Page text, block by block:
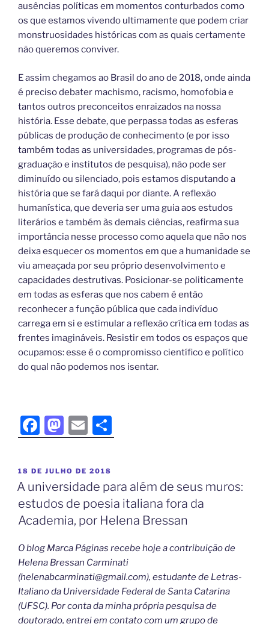
ausências políticas em momentos conturbados como
os que estamos vivendo ultimamente que podem criar
monstruosidades históricas com as quais certamente
não queremos conviver.
E assim chegamos ao Brasil do ano de 2018, onde ainda
é preciso debater machismo, racismo, homofobia e
tantos outros preconceitos enraizados na nossa
história. Esse debate, que perpassa todas as esferas
públicas de produção de conhecimento (e por isso
também todas as universidades, programas de pós-
graduação e institutos de pesquisa), não pode ser
diminuído ou silenciado, pois estamos disputando a
história que se fará daqui por diante. A reflexão
humanística, que deveria ser uma guia aos estudos
literários e também às demais ciências, reafirma sua
importância nesse processo como aquela que não nos
deixa esquecer os momentos em que a humanidade se
viu ameaçada por seu próprio desenvolvimento e
capacidades destrutivas. Posicionar-se politicamente
em todas as esferas que nos cabem é então
reconhecer a função pública que cada indivíduo
carrega em si e estimular a reflexão crítica em todas as
frentes imagináveis. Resistir em todos os espaços que
ocupamos: esse é o compromisso científico e político
do qual não podemos nos isentar.
F
a
c
e
b
o
o
k
M
a
st
o
d
o
n
E
m
ai
l
h
e
18 DE JULHO DE 2018
A universidade para além de seus muros:
estudos de poesia italiana fora da
Academia, por Helena Bressan
O blog Marca Páginas recebe hoje a contribuição de
Helena Bressan Carminati
(helenabcarminati@gmail.com), estudante de Letras-
Italiano da Universidade Federal de Santa Catarina
(UFSC). Por conta da minha própria pesquisa de
doutorado, entrei em contato com um grupo de